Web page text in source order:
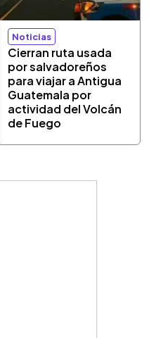
Noticias
Cierran ruta usada
por salvadoreños
para viajar a Antigua
Guatemala por
actividad del Volcán
de Fuego